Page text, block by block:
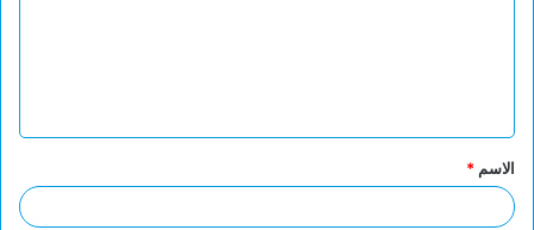
ق
*
الاسم *